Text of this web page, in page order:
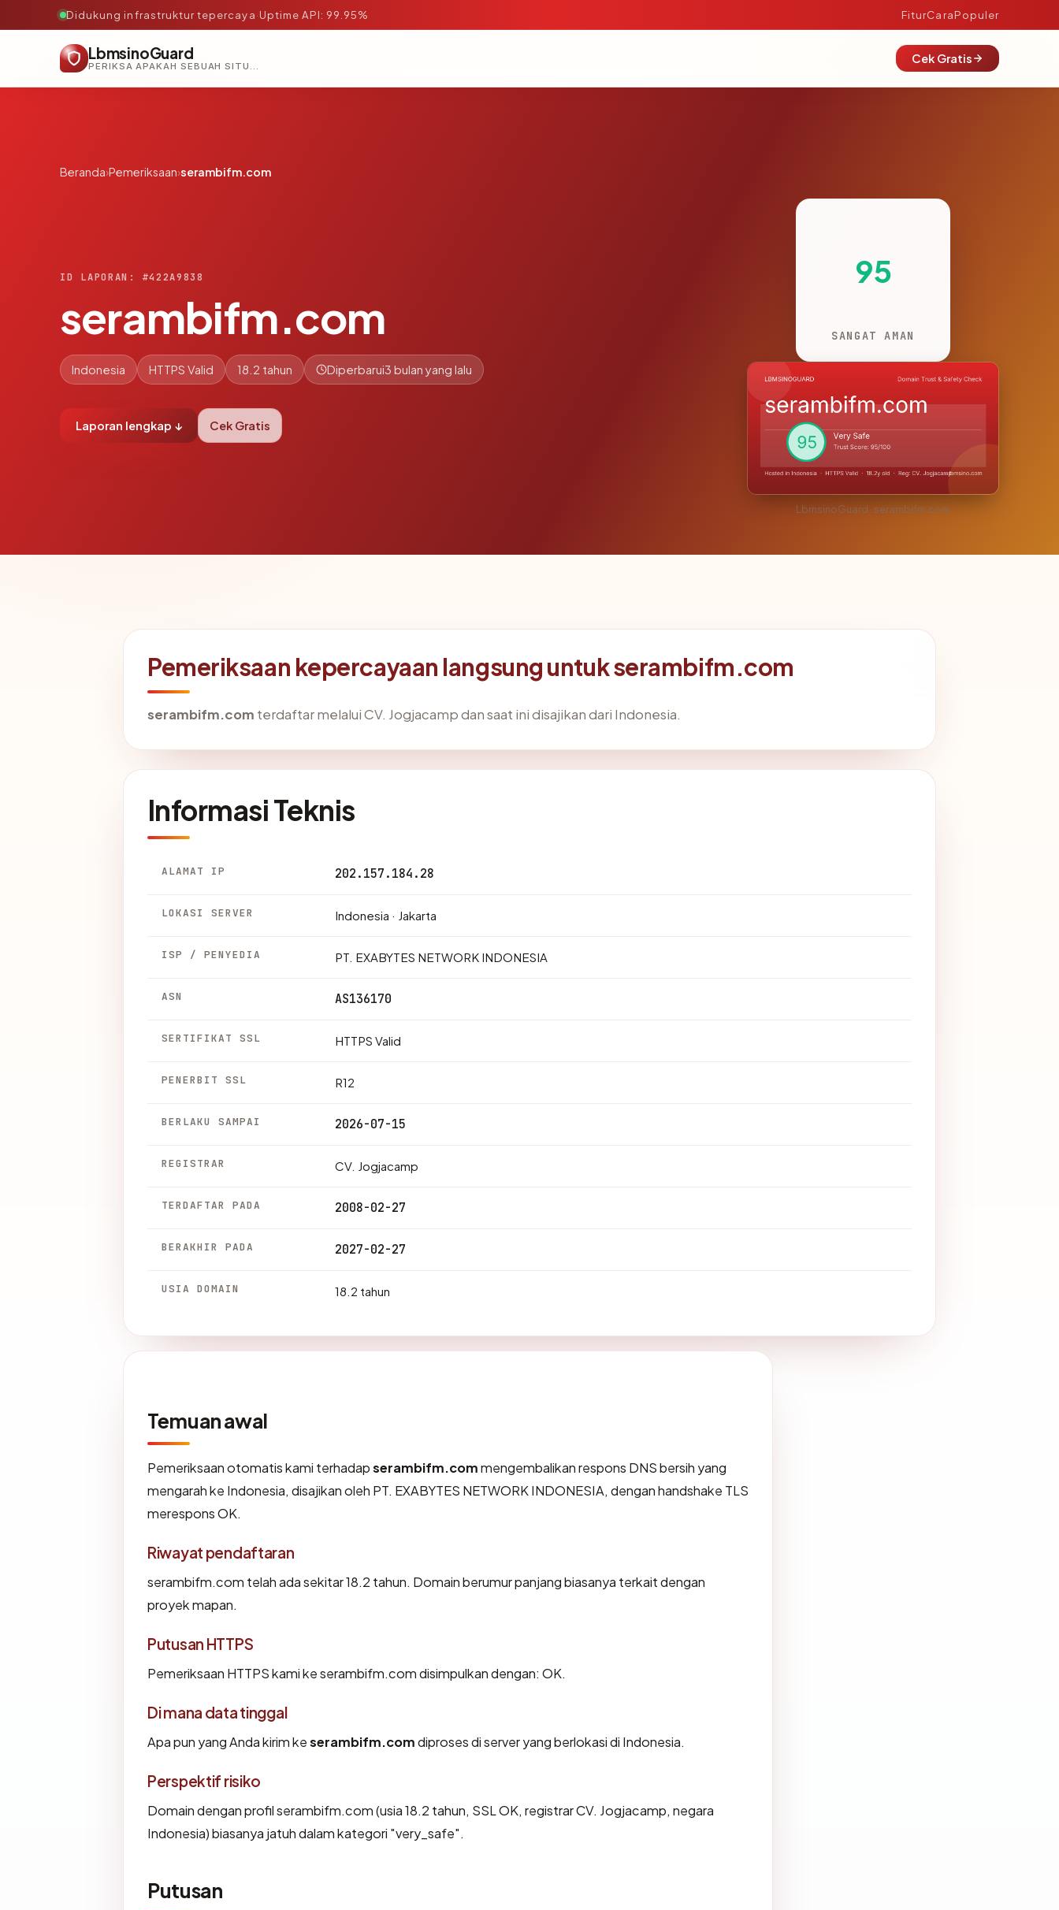
Didukung infrastruktur tepercaya·Uptime API: 99.95% FiturCaraPopuler
LbmsinoGuard
PERIKSA APAKAH SEBUAH SITUS AMAN, TEPERCAYA, DAN TERVERIFIKASI DALAM HITUNGAN DETIK.
Cek Gratis
Beranda›Pemeriksaan›serambifm.com
ID LAPORAN: #422A9838
serambifm.com
Indonesia HTTPS Valid 18.2 tahun Diperbarui3 bulan yang lalu
Laporan lengkap ↓ Cek Gratis
95
SANGAT AMAN
LbmsinoGuard · serambifm.com
Pemeriksaan kepercayaan langsung untuk serambifm.com
serambifm.com terdaftar melalui CV. Jogjacamp dan saat ini disajikan dari Indonesia.
Informasi Teknis
ALAMAT IP 202.157.184.28
LOKASI SERVER Indonesia · Jakarta
ISP / PENYEDIA PT. EXABYTES NETWORK INDONESIA
ASN AS136170
SERTIFIKAT SSL HTTPS Valid
PENERBIT SSL R12
BERLAKU SAMPAI 2026-07-15
REGISTRAR CV. Jogjacamp
TERDAFTAR PADA 2008-02-27
BERAKHIR PADA 2027-02-27
USIA DOMAIN 18.2 tahun
Temuan awal
Pemeriksaan otomatis kami terhadapserambifm.commengembalikan respons DNS bersih yang
mengarah ke Indonesia, disajikan oleh PT. EXABYTES NETWORK INDONESIA, dengan handshake TLS
merespons OK.
Riwayat pendaftaran
serambifm.com telah ada sekitar 18.2 tahun. Domain berumur panjang biasanya terkait dengan
proyek mapan.
Putusan HTTPS
Pemeriksaan HTTPS kami ke serambifm.com disimpulkan dengan: OK.
Di mana data tinggal
Apa pun yang Anda kirim keserambifm.comdiproses di server yang berlokasi di Indonesia.
Perspektif risiko
Domain dengan profil serambifm.com (usia 18.2 tahun, SSL OK, registrar CV. Jogjacamp, negara
Indonesia) biasanya jatuh dalam kategori "very_safe".
Putusan